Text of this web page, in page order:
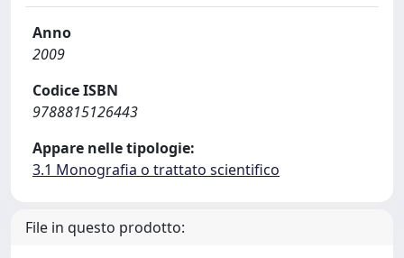
Anno
2009
Codice ISBN
9788815126443
Appare nelle tipologie:
3.1 Monografia o trattato scientifico
File in questo prodotto: